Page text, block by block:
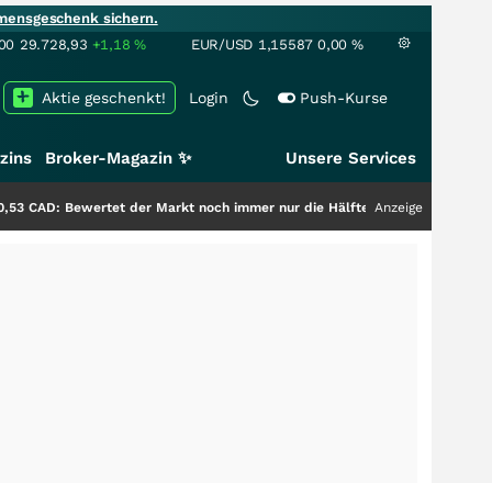
sichern.
29.728,93 +1,18% EUR/USD 1,15587 0,00 %
Login Push-Kurse
Aktie geschenkt!
Broker-Magazin ✨ Unsere Services
der Markt noch immer nur die Hälfte der Story?+++Anzeige